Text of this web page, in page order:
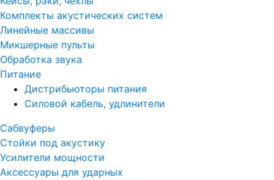
Комплекты акустических систем
Линейные массивы
Микшерные пульты
Обработка звука
Питание
Дистрибьюторы питания
Силовой кабель, удлинители
Сабвуферы
Стойки под акустику
Усилители мощности
Аксессуары для ударных